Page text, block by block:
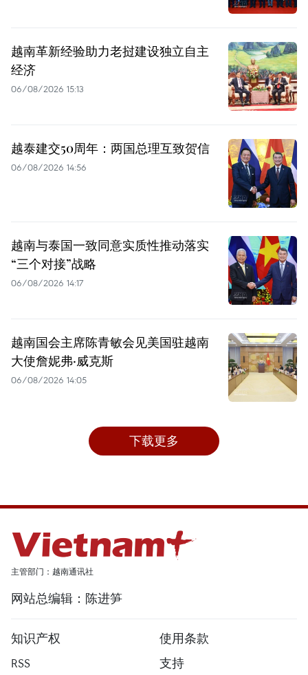
越南革新经验助力老挝建设独立自主
经济
06/08/2026 15:13
越泰建交50周年：两国总理互致贺信
06/08/2026 14:56
越南与泰国一致同意实质性推动落实
“三个对接”战略
06/08/2026 14:17
越南国会主席陈青敏会见美国驻越南
大使詹妮弗·威克斯
06/08/2026 14:05
下载更多
主管部门：越南通讯社
网站总编辑：陈进笋
知识产权
使用条款
RSS
支持